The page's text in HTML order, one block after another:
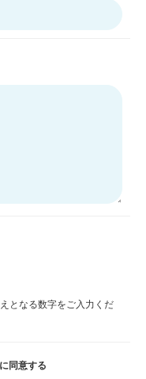
となる数字をご入力くだ
に同意する